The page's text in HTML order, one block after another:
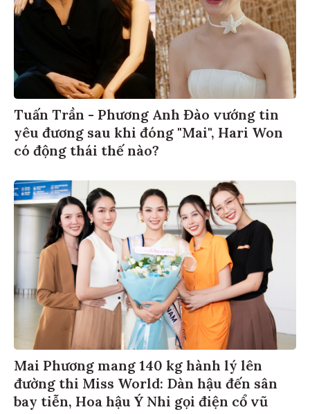
Tuấn Trần - Phương Anh Đào vướng tin
yêu đương sau khi đóng "Mai", Hari Won
có động thái thế nào?
Mai Phương mang 140 kg hành lý lên
đường thi Miss World: Dàn hậu đến sân
bay tiễn, Hoa hậu Ý Nhi gọi điện cổ vũ